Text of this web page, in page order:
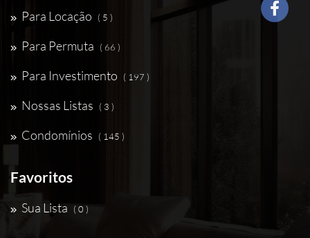
Para Locação ( 5 )
Para Permuta ( 66 )
Para Investimento ( 197 )
Nossas Listas ( 3 )
Condomínios ( 145 )
Favoritos
Sua Lista ( 0 )